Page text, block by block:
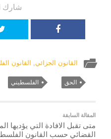
شارك
القانون الجزائي القانون
الحق الفلسطيني
المقالة السابقة
متى تقبل الافادة التي يؤديها
القضائي حسب القانون